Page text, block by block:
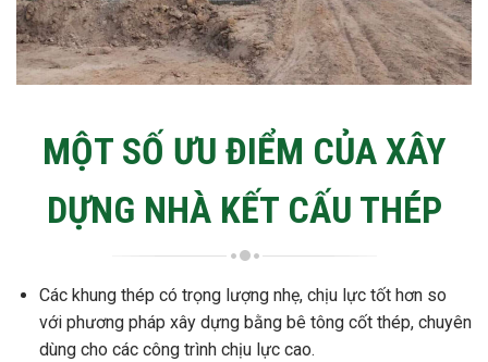
MỘT SỐ ƯU ĐIỂM CỦA XÂY
DỰNG NHÀ KẾT CẤU THÉP
Các khung thép có trọng lượng nhẹ, chịu lực tốt hơn so
với phương pháp xây dựng bằng bê tông cốt thép, chuyên
dùng cho các công trình chịu lực cao.